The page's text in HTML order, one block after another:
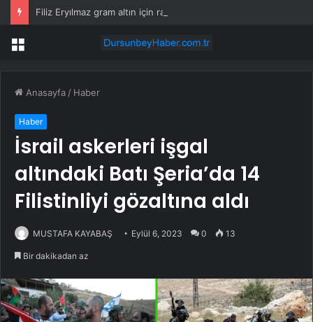
Menü
Anasayfa / Haber
Haber
İsrail askerleri işgal
altındaki Batı Şeria’da 14
Filistinliyi gözaltına aldı
MUSTAFA KAYABAŞ Eylül 6, 2023 0 13
Bir dakikadan az